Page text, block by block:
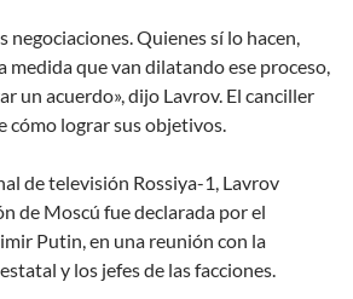
negociaciones. Quienes sí lo hacen,
medida que van dilatando ese proceso,
un acuerdo», dijo Lavrov. El canciller
cómo lograr sus objetivos.
de televisión Rossiya-1, Lavrov
de Moscú fue declarada por el
Putin, en una reunión con la
y los jefes de las facciones.